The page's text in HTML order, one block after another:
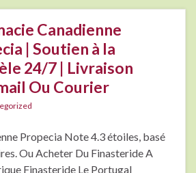
Canadienne
| Soutien à la
24/7 | Livraison
Ou Courier
Propecia Note 4.3 étoiles, basé
Ou Acheter Du Finasteride A
Finasteride Le Portugal